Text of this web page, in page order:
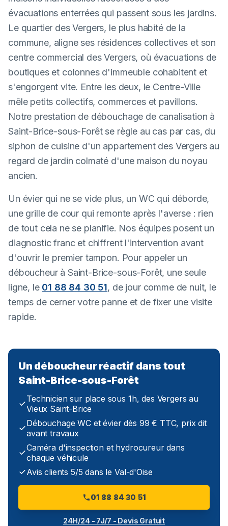
évacuations enterrées qui passent sous les jardins.
Le quartier des Vergers, le plus habité de la
commune, aligne ses résidences collectives et son
centre commercial des Vergers, où évacuations de
boutiques et colonnes d'immeuble cohabitent et
s'engorgent vite. Entre les deux, le Centre-Ville
mêle petits collectifs, commerces et pavillons.
Notre prestation de débouchage de canalisation à
Saint-Brice-sous-Forêt se règle au cas par cas, du
siphon de cuisine d'un appartement des Vergers au
regard de jardin colmaté d'une maison du noyau
ancien.
Un évier qui ne se vide plus, un WC qui déborde,
une grille de cour qui remonte après l'averse : rien
de tout cela ne se planifie. Nos équipes posent un
diagnostic franc et chiffrent l'intervention avant
d'ouvrir le premier tampon. Pour appeler un
déboucheur à Saint-Brice-sous-Forêt, une seule
ligne, le 01 88 84 30 51, de jour comme de nuit, le
temps de cerner votre panne et de fixer une visite
rapide.
Un déboucheur réactif dans tout
Saint-Brice-sous-Forêt
Technicien sur place sous 1h, des Vergers au
Vieux Saint-Brice
Débouchage WC et évier dès 99 € TTC, prix dit
avant travaux
Caméra d'inspection et hydrocureur dans
chaque véhicule
Avis clients 5/5 dans le Val-d'Oise
01 88 84 30 51
24H/24 - 7J/7 - Devis Gratuit